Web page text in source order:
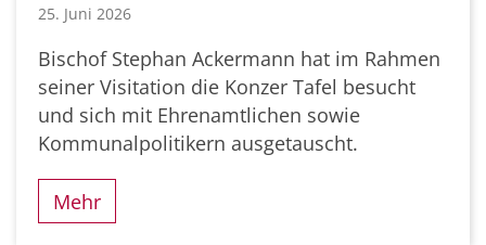
25. Juni 2026
Bischof Stephan Ackermann hat im Rahmen
seiner Visitation die Konzer Tafel besucht
und sich mit Ehrenamtlichen sowie
Kommunalpolitikern ausgetauscht.
Mehr